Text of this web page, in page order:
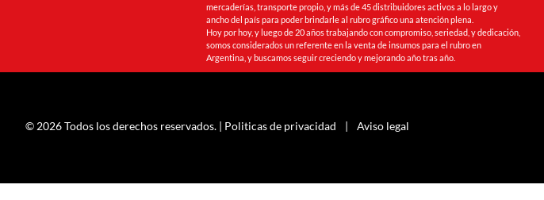
mercaderías, transporte propio, y más de 45 distribuidores activos a lo largo y
ancho del país para poder brindarle al rubro gráfico una atención plena.
Hoy por hoy, y luego de 20 años trabajando con compromiso, seriedad, y dedicación,
somos considerados un referente en la venta de insumos para el rubro en
Argentina, y buscamos seguir creciendo y mejorando año tras año.
© 2026 Todos los derechos reservados. | Politicas de privacidad | Aviso legal